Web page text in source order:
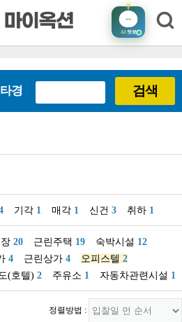
AI챗봇
타경 검색
기각 1 매각 1 신건 3 취하 1
20 근린주택 19 숙박시설 12
4 근린상가 4 오피스텔 2
(호텔) 2 주유소 1 자동차관련시설 1
정렬방법 :